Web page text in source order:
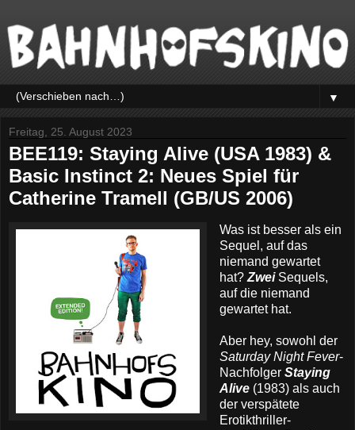
▼
Freitag, 25. August 2023
BEE119: Staying Alive (USA 1983) &
Basic Instinct 2: Neues Spiel für
Catherine Tramell (GB/US 2006)
Was ist besser als ein
Sequel, auf das
niemand gewartet
hat? ZweiSequels,
auf die niemand
gewartet hat.
Aber hey, sowohl der
Saturday Night Fever-
Nachfolger Staying
Alive(1983) als auch
der verspätete
Erotikthriller-